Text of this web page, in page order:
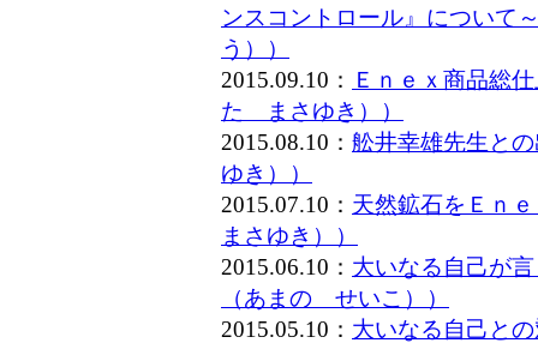
ンスコントロール』につい
う））
2015.09.10：
Ｅｎｅｘ商品総
た まさゆき））
2015.08.10： 舩井幸雄先生と
ゆき））
2015.07.10： 天然鉱石をＥｎ
まさゆき））
2015.06.10： 大いなる自己が
（あまの せいこ））
2015.05.10： 大いなる自己と